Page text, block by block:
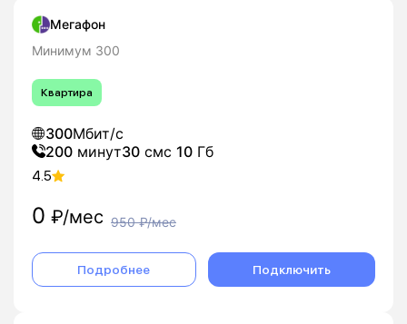
Мегафон
Минимум 300
Квартира
300Мбит/с
200 минут30 смс 10 Гб
4.5
0 ₽/мес 950₽/мес
Подробнее Подключить